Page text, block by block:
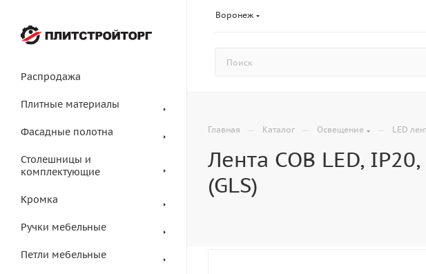
Воронеж
Распродажа
Плитные материалы
Фасадные полотна
Столешницы и
комплектующие
Кромка
Ручки мебельные
Петли мебельные
Главная — Каталог — Освещение — LED
Лента COB LED,
(GLS)